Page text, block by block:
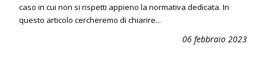
caso in cui non si rispetti appieno la normativa dedicata. In
questo articolo cercheremo di chiarire...
06 febbraio 2023